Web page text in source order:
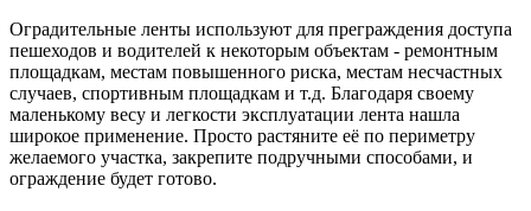
Оградительные ленты используют для преграждения доступа
пешеходов и водителей к некоторым объектам - ремонтным
площадкам, местам повышенного риска, местам несчастных
случаев, спортивным площадкам и т.д. Благодаря своему
маленькому весу и легкости эксплуатации лента нашла
широкое применение. Просто растяните её по периметру
желаемого участка, закрепите подручными способами, и
ограждение будет готово.